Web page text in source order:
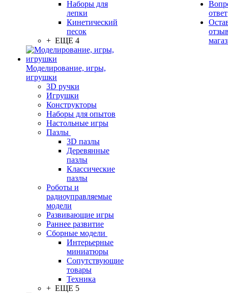
Наборы для
лепки
Кинетический
песок
+ ЕЩЕ 4
Моделирование, игры,
игрушки
3D ручки
Игрушки
Конструкторы
Наборы для опытов
Настольные игры
Пазлы
3D пазлы
Деревянные
пазлы
Классические
пазлы
Роботы и
радиоуправляемые
модели
Развивающие игры
Раннее развитие
Сборные модели
Интерьерные
миниатюры
Сопутствующие
товары
Техника
+ ЕЩЕ 5
ответ